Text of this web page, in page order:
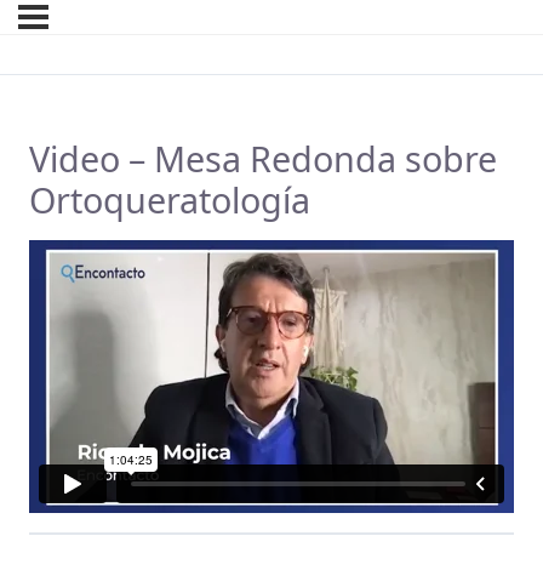
Video – Mesa Redonda sobre
Ortoqueratología